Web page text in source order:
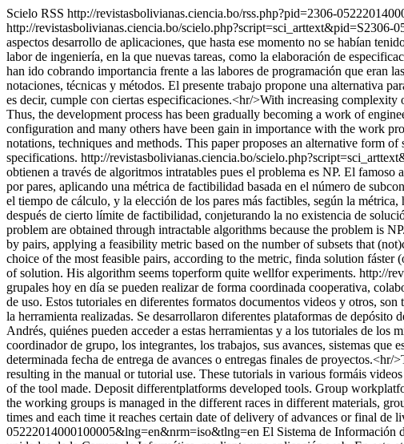
Scielo RSS http://revistasbolivianas.ciencia.bo/rss.php?pid=2306-
http://revistasbolivianas.ciencia.bo/
aspectos desarrollo de aplicaciones, que hasta ese momento no se habían
labor de ingeniería, en la que nuevas tareas, como la elaboración de
han ido cobrando importancia frente a las labores de programación que eran
notaciones, técnicas y métodos. El presente trabajo propone una alternativa
es decir, cumple con ciertas especificaciones.<hr/>With increasing
Thus, the development process has been gradually becoming a work of
configuration and many others have been gain in importance with the work
notations, techniques and methods. This paper proposes an alternative form
specifications. http://revistasbolivianas.ciencia.bo/
obtienen a través de algoritmos intratables pues el problema es NP. El
por pares, aplicando una métrica de factibilidad basada en el número de
el tiempo de cálculo, y la elección de los pares más factibles, según la
después de cierto límite de factibilidad, conjeturando la no existencia de
problem are obtained through intractable algorithms because the problem is
by pairs, applying a feasibility metric based on the number of subsets that
choice of the most feasible pairs, according to the metric, finda solution fáster
of solution. His algorithm seems toperform quite wellfor experiments. http://
grupales hoy en día se pueden realizar de forma coordinada cooperativa,
de uso. Estos tutoriales en diferentes formatos documentos videos y otros,
la herramienta realizadas. Se desarrollaron diferentes plataformas de
Andrés, quiénes pueden acceder a estas herramientas y a los tutoriales de los
coordinador de grupo, los integrantes, los trabajos, sus avances, sistemas
determinada fecha de entrega de avances o entregas finales de
resulting in the manual or tutorial use. These tutorials in various formáis
of the tool made. Deposit differentplatforms developed tools. Group
the working groups is managed in the different races in different materials,
times and each time it reaches certain date of delivery of advances or final de
05222014000100005&lng=en&nrm=iso&tlng=en El Sistema de Información